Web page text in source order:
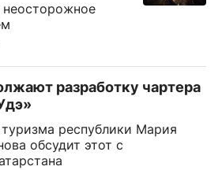
разработку чартера
республики Мария
обсудит этот с